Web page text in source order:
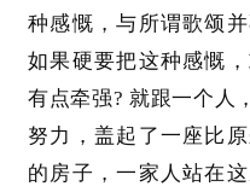
种感慨，与所谓歌颂
如果硬要把这种感慨
有点牵强? 就跟一个人
努力，盖起了一座比
的房子，一家人站在